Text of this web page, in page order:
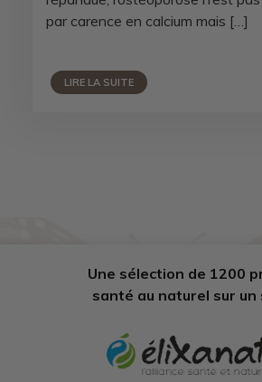
par carence en calcium mais […]
LIRE LA SUITE
Une sélection de 1200
santé au naturel sur un